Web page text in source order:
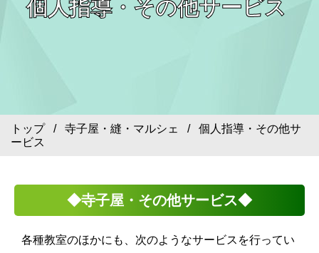
個人指導・その他サービス
トップ/ 寺子屋・縫・マルシェ
/ 個人指導・その他サ
ービス
◆寺子屋・その他サービス◆
各種教室のほかにも、次のようなサービスを行ってい